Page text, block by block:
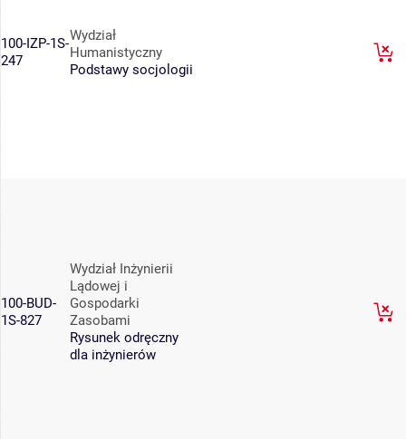
100-IZP-1S-
247
Wydział
Humanistyczny
Podstawy socjologii
100-BUD-
1S-827
Wydział Inżynierii
Lądowej i
Gospodarki
Zasobami
Rysunek odręczny
dla inżynierów